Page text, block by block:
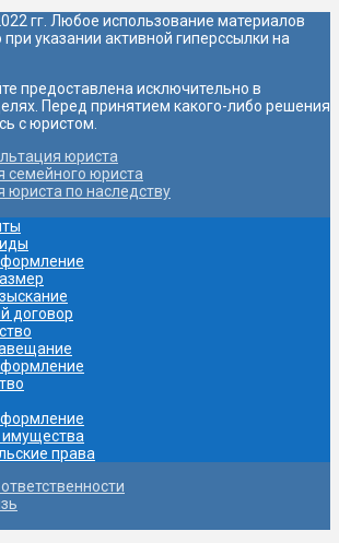
гг. Любое использование материалов
при указании активной гиперссылки на
предоставлена исключительно в
Перед принятием какого-либо решения
с юристом.
юриста
семейного юриста
юриста по наследству
договор
имущества
права